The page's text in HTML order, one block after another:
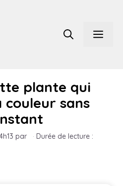
plante qui
sans
par · Durée de lecture :